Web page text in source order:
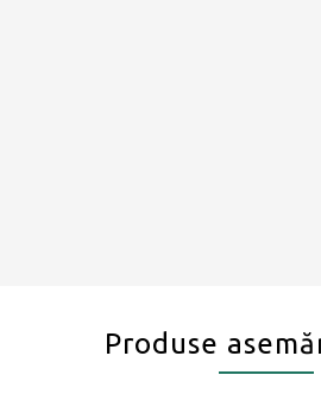
Produse